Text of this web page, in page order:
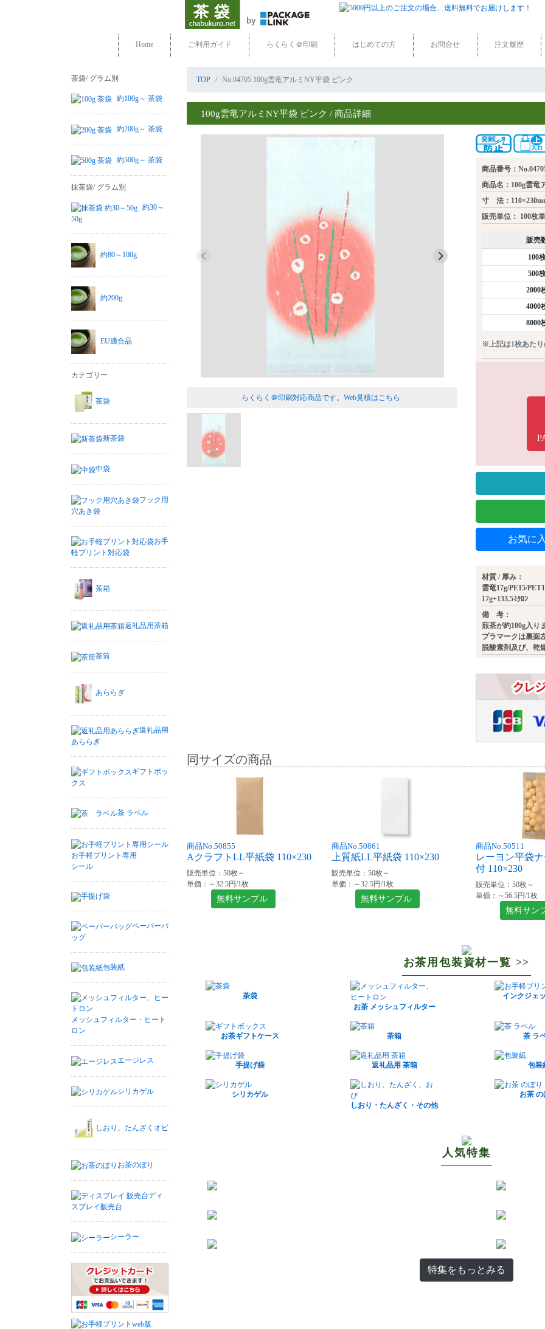
Home ご利用ガイド らくらく＠印刷 はじめての方 お問合せ 注文履歴
茶袋/ グラム別
約100g～ 茶袋
約200g～ 茶袋
約500g～ 茶袋
抹茶袋/ グラム別
約30～
50g
約80～100g
約200g
EU適合品
カテゴリー
茶袋
新茶袋
中袋
フック用
穴あき袋
お手
軽プリント対応袋
茶箱
返礼品用茶箱
茶筒
あららぎ
返礼品用
あららぎ
ギフトボッ
クス
茶 ラベル
お手軽プリント専用
シール
手提げ袋
ペーパーバ
ッグ
包装紙
メッシュフィルター・ヒート
ロン
エージレス
シリカゲル
しおり、たんざくオビ
お茶のぼり
ディ
スプレイ販売台
シーラー
TOP No.04705 100g雲竜アルミNY平袋 ピンク
100g雲竜アルミNY平袋 ピンク / 商品詳細
らくらく＠印刷対応商品です。 Web見積はこちら
商品番号：
商品名：100g雲竜
寸 法：
販売単位： 100枚
※上記は1枚あたり
販売
100
500
2000
4000
8000
お気に
材質 / 厚み：
雲竜17g/PE15/
17g+133.5ﾐｸﾛﾝ
備 考：
煎茶が約100g入り
プラマークは裏面
脱酸素剤及び、乾
同サイズの商品
商品No.50855
AクラフトLL平紙袋 110×230
販売単位：50枚～
単価：～32.5円/1枚
無料サンプル
商品No.50861
上質紙LL平紙袋 110×230
販売単位：50枚～
単価：～32.5円/1枚
無料サンプル
商品No.50511
レーヨン平袋
付 110×230
販売単位：50枚～
単価：～56.5円/1枚
無料サン
お茶用包装資材一覧 >>
茶袋
お茶 メッシュフィルター
インクジェ
お茶ギフトケース 茶箱 茶 ラ
手提げ袋 返礼品用 茶箱 包装
シリカゲル
しおり・たんざく・その他
お茶 の
人気特集
特集をもっとみる